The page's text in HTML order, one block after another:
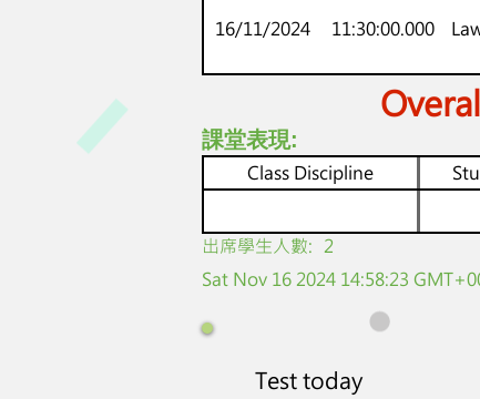
16/11/2024 11:30:00.000
課堂表現:
Class Discipline
​出席學生人數: 2
Sat Nov 16 2024 14:58:23
Test today